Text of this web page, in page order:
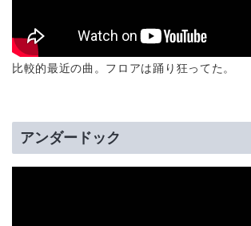
比較的最近の曲。フロアは踊り狂ってた。
アンダードック